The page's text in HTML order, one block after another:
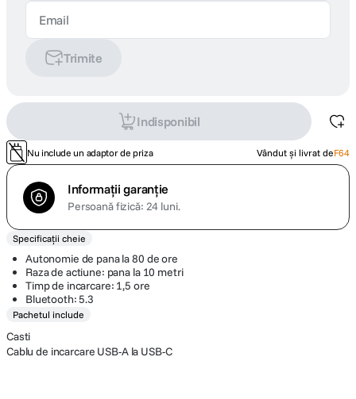
Trimite
Indisponibil
Nu include un adaptor de priza Vândut și livrat deF64
Informații garanție
Persoană fizică: 24 luni.
Specificații cheie
Autonomie de pana la 80 de ore
Raza de actiune: pana la 10 metri
Timp de incarcare: 1,5 ore
Bluetooth: 5.3
Pachetul include
Casti
Cablu de incarcare USB-A la USB-C